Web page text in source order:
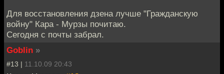
Для восстановления дзена лучше "Гражданскую
войну" Кара - Мурзы почитаю.
Сегодня с почты забрал.
Goblin »
#13 | 11.10.09 20:43